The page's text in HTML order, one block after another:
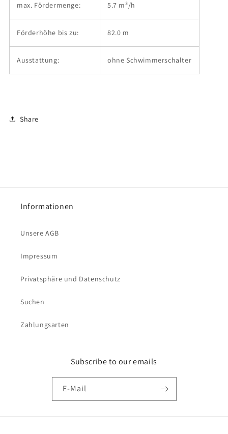
max. Fördermenge: 5.7 m³/h
Förderhöhe bis zu: 82.0 m
Ausstattung: ohne Schwimmerschalter
Share
Informationen
Unsere AGB
Impressum
Privatsphäre und Datenschutz
Suchen
Zahlungsarten
Subscribe to our emails
E-Mail